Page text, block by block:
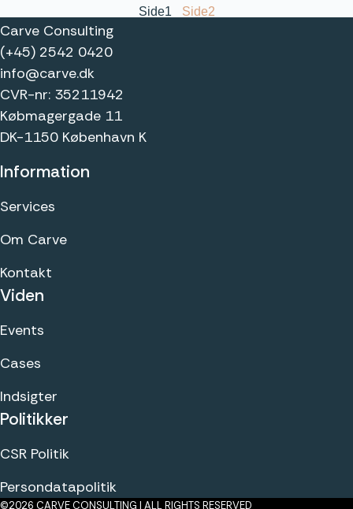
Side1 Side2
Carve Consulting
(+45) 2542 0420
info@carve.dk
CVR-nr: 35211942
Købmagergade 11
DK-1150 København K
Information
Services
Om Carve
Kontakt
Viden
Events
Cases
Indsigter
Politikker
CSR Politik
Persondatapolitik
©2026 CARVE CONSULTING | ALL RIGHTS RESERVED